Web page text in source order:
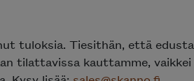
tuloksia. Tiesithän, että
tilattavissa kauttamme,